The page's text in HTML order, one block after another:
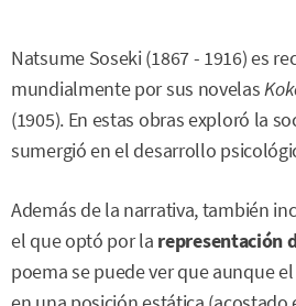
Natsume Soseki (1867 - 1916) es
mundialmente por sus novelas
(1905). En estas obras exploró la
sumergió en el desarrollo
Además de la narrativa, también
el que optó por la representación
poema se puede ver que aunque